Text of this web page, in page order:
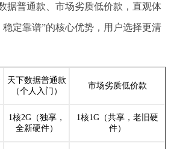
据普通款、市场劣质低价款，直观体
定靠谱”的核心优势，用户选择更清
天下数据普通款
（个人入门）
市场劣质低价款
1核2G（独享，
全新硬件）
1核1G（共享，老旧硬
件）